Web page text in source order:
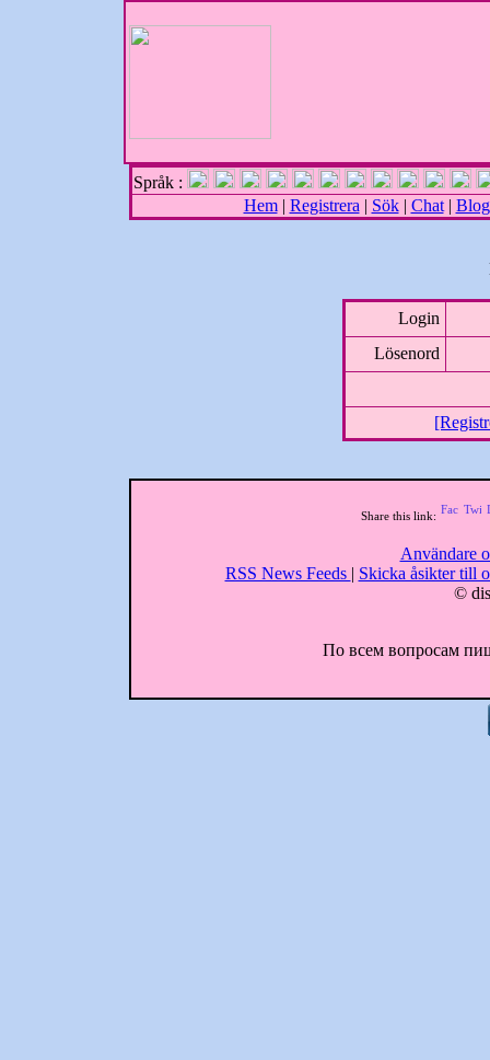
Språk :
Hem| Registrera | Sök| Chat|
Login
Lösenord
Share this link:
Användare
RSS News Feeds | Skicka åsikter till
©
По всем вопросам